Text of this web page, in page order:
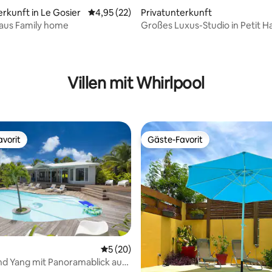
4,82 von 5, 115 Bewertungen
in Le Gosier Durchschnittliche Bewertung: 4,95 von 5,
4,95 (22)
Family home
Privatunterkunft
Großes Luxus-Studio in Petit
Villen mit Whirlpool
5 von 5, 26 BewertungenDurchschnittliche Bewertung: 5 von 5,
5 (20)
Yang mit Panoramablick auf
Gäste-Favorit
Gäste-Favorit